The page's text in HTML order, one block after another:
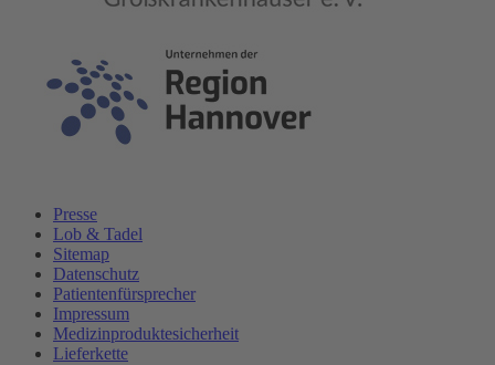
Presse
Lob & Tadel
Sitemap
Datenschutz
Patientenfürsprecher
Impressum
Medizinproduktesicherheit
Lieferkette